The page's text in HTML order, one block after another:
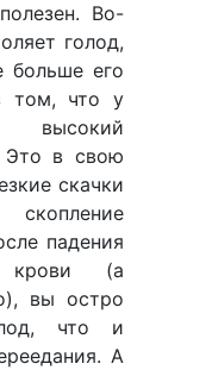
Во-
голод,
его
том, что у
высокий
Это в свою
скачки
падения
(а
вы остро
что и
А